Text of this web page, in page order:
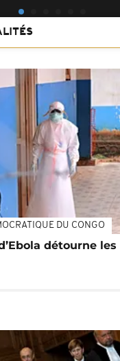
DU CONGO
détourne